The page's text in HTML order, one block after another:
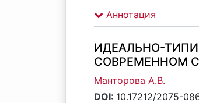
Аннотация
ИДЕАЛЬНО-
СОВРЕМЕННОМ
Манторова А.В.
DOI: 10.17212/2075-